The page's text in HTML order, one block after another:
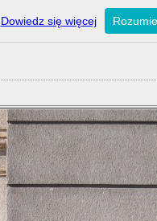
Dowiedz się więcej